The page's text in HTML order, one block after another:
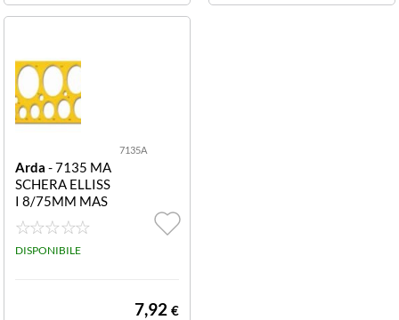
7135A
Arda - 7135 MA
SCHERA ELLISS
I 8/75MM MAS
CHERA PER EL
LISSI 8/75MM -
- 270X 130 MM
DISPONIBILE
7,92 €